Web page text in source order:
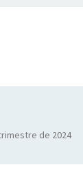
de 2024